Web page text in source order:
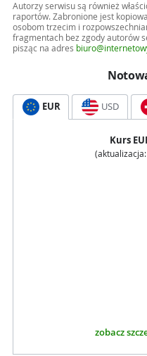
Autorzy serwisu są również
raportów. Zabronione jest
osobom trzecim i
fragmentach bez zgody autorów
pisząc na adres
EUR USD
Kurs
(aktualizacja:
zobacz